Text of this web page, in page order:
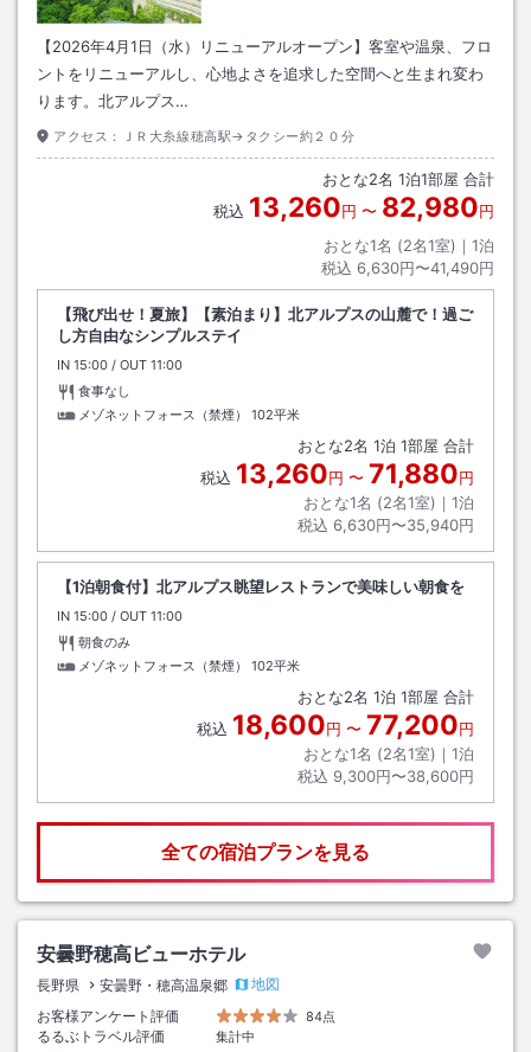
【2026年4月1日（水）リニューアルオープン】客室や温泉、フロ
ントをリニューアルし、心地よさを追求した空間へと生まれ変わ
ります。北アルプス…
アクセス： ＪＲ大糸線穂高駅→タクシー約２０分
おとな2名 1泊1部屋 合計
税込 13,260円 〜 82,980円
おとな1名 (2名1室)｜ 1泊
税込 6,630円〜41,490円
【飛び出せ！夏旅】【素泊まり】北アルプスの山麓で！過ご
し方自由なシンプルステイ
IN チェックイン
15:00 / OUT チェックアウト
11:00
食事なし
メゾネットフォース（禁煙）
102平米
おとな2名 1泊 1部屋 合計
税込 13,260円 〜 71,880円
おとな1名 (2名1室)｜ 1泊
税込 6,630円〜35,940円
【1泊朝食付】北アルプス眺望レストランで美味しい朝食を
IN チェックイン
15:00 / OUT チェックアウト
11:00
朝食のみ
メゾネットフォース（禁煙）
102平米
おとな2名 1泊 1部屋 合計
税込 18,600円 〜 77,200円
おとな1名 (2名1室)｜ 1泊
税込 9,300円〜38,600円
全ての宿泊プランを見る
安曇野穂高ビューホテル
長野県 安曇野・穂高温泉郷
地図
お客様アンケート評価
84点
るるぶトラベル評価
集計中